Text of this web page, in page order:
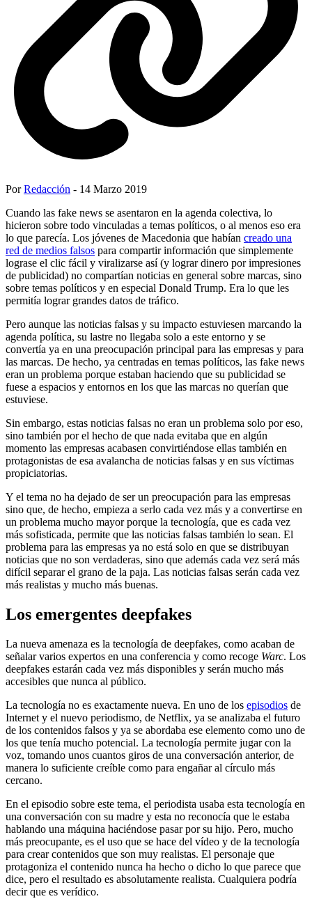
PorRedacción - 14 Marzo 2019
Cuando las fake news se asentaron en la agenda colectiva, lo
hicieron sobre todo vinculadas a temas políticos, o al menos eso era
lo que parecía. Los jóvenes de Macedonia que habían creado una
red de medios falsos para compartir información que simplemente
lograse el clic fácil y viralizarse así (y lograr dinero por impresiones
de publicidad) no compartían noticias en general sobre marcas, sino
sobre temas políticos y en especial Donald Trump. Era lo que les
permitía lograr grandes datos de tráfico.
Pero aunque las noticias falsas y su impacto estuviesen marcando la
agenda política, su lastre no llegaba solo a este entorno y se
convertía ya en una preocupación principal para las empresas y para
las marcas. De hecho, ya centradas en temas políticos, las fake news
eran un problema porque estaban haciendo que su publicidad se
fuese a espacios y entornos en los que las marcas no querían que
estuviese.
Sin embargo, estas noticias falsas no eran un problema solo por eso,
sino también por el hecho de que nada evitaba que en algún
momento las empresas acabasen convirtiéndose ellas también en
protagonistas de esa avalancha de noticias falsas y en sus víctimas
propiciatorias.
Y el tema no ha dejado de ser un preocupación para las empresas
sino que, de hecho, empieza a serlo cada vez más y a convertirse en
un problema mucho mayor porque la tecnología, que es cada vez
más sofisticada, permite que las noticias falsas también lo sean. El
problema para las empresas ya no está solo en que se distribuyan
noticias que no son verdaderas, sino que además cada vez será más
difícil separar el grano de la paja. Las noticias falsas serán cada vez
más realistas y mucho más buenas.
Los emergentes deepfakes
La nueva amenaza es la tecnología de deepfakes, como acaban de
señalar varios expertos en una conferencia y como recoge Warc. Los
deepfakes estarán cada vez más disponibles y serán mucho más
accesibles que nunca al público.
La tecnología no es exactamente nueva. En uno de los episodios de
Internet y el nuevo periodismo, de Netflix, ya se analizaba el futuro
de los contenidos falsos y ya se abordaba ese elemento como uno de
los que tenía mucho potencial. La tecnología permite jugar con la
voz, tomando unos cuantos giros de una conversación anterior, de
manera lo suficiente creíble como para engañar al círculo más
cercano.
En el episodio sobre este tema, el periodista usaba esta tecnología en
una conversación con su madre y esta no reconocía que le estaba
hablando una máquina haciéndose pasar por su hijo. Pero, mucho
más preocupante, es el uso que se hace del vídeo y de la tecnología
para crear contenidos que son muy realistas. El personaje que
protagoniza el contenido nunca ha hecho o dicho lo que parece que
dice, pero el resultado es absolutamente realista. Cualquiera podría
decir que es verídico.